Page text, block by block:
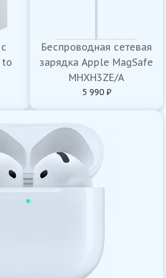
to
Беспроводная сетевая
зарядка Apple MagSafe
MHXH3ZE/A
5 990 ₽